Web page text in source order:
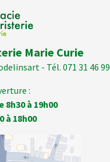
Marie Curie
- Tél. 071 31 46 99
:
8h30 à 19h00
à 18h00